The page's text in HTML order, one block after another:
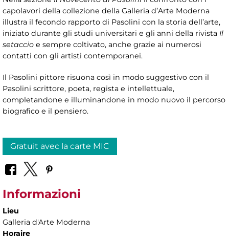
capolavori della collezione della Galleria d’Arte Moderna
illustra il fecondo rapporto di Pasolini con la storia dell’arte,
iniziato durante gli studi universitari e gli anni della rivista Il
setaccio e sempre coltivato, anche grazie ai numerosi
contatti con gli artisti contemporanei.
Il Pasolini pittore risuona così in modo suggestivo con il
Pasolini scrittore, poeta, regista e intellettuale,
completandone e illuminandone in modo nuovo il percorso
biografico e il pensiero.
Gratuit avec la carte MIC
Informazioni
Lieu
Galleria d'Arte Moderna
Horaire